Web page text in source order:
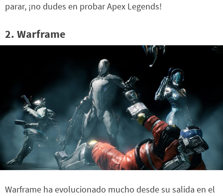
parar, ¡no dudes en probar Apex Legends!
2. Warframe
Warframe ha evolucionado mucho desde su salida en el